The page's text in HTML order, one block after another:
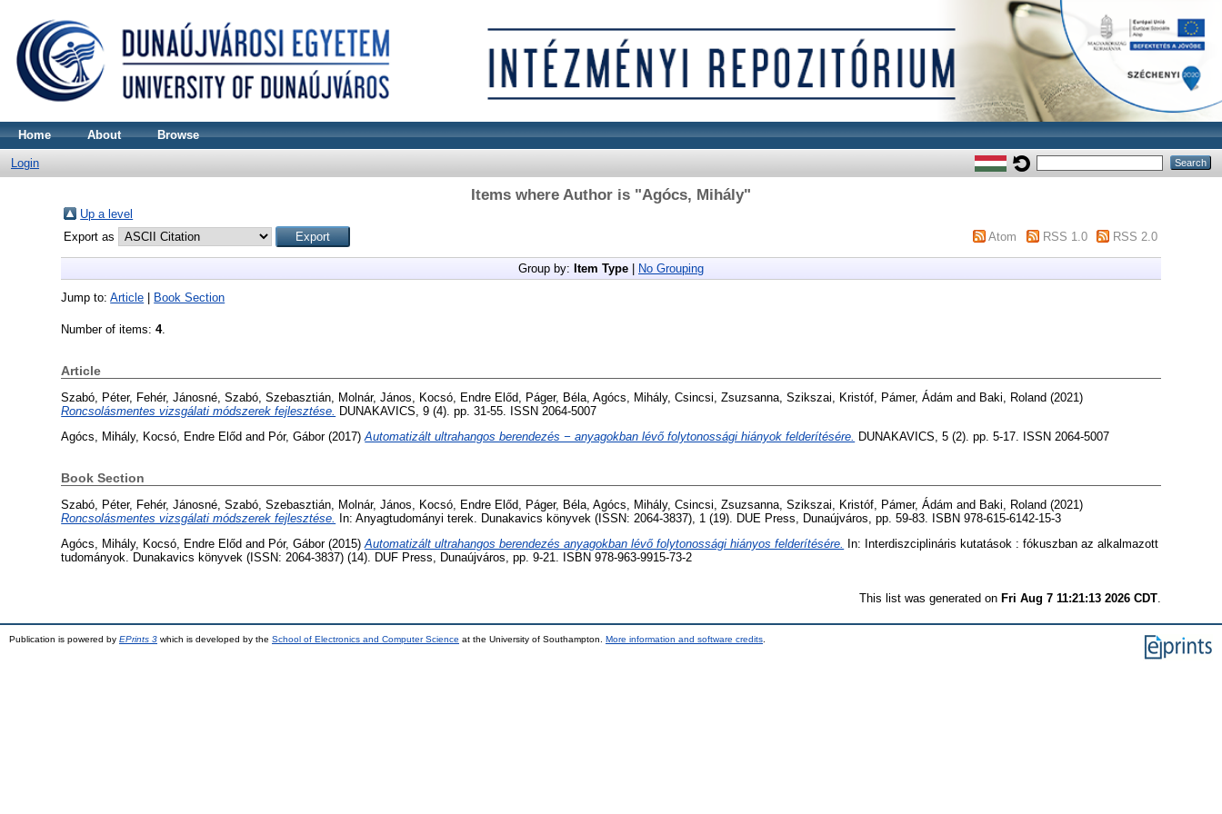
Home About Browse
Login
Items where Author is "Agócs, Mihály"
Up a level
Export as
Atom RSS 1.0 RSS 2.0
Group by: Item Type No Grouping
Jump to:Article Book Section
Number of items:4.
Article
Szabó, Péter, Fehér, Jánosné,Szabó, Szebasztián, Molnár, János, Kocsó, Endre Előd, Páger, Béla,Agócs, Mihály,Csincsi, Zsuzsanna,Szikszai, Kristóf, Pámer, Ádám and Baki, Roland (2021)
Roncsolásmentes vizsgálati módszerek fejlesztése. DUNAKAVICS, 9 (4). pp. 31-55. ISSN 2064-5007
Agócs, Mihály, Kocsó, Endre Előd and Pór, Gábor(2017)Automatizált ultrahangos berendezés − anyagokban lévő folytonossági hiányok felderítésére. DUNAKAVICS, 5 (2). pp. 5-17. ISSN 2064-5007
Book Section
Szabó, Péter, Fehér, Jánosné ,Szabó, Szebasztián Molnár, János Kocsó, Endre Előd Páger, Béla ,Agócs, Mihály,Csincsi, Zsuzsanna ,Szikszai, Kristóf Pámer, Ádám and Baki, Roland (2021)
Roncsolásmentes vizsgálati módszerek fejlesztése.
In: Anyagtudományi terek. Dunakavics könyvek (ISSN: 2064-3837), 1 (19). DUE Press, Dunaújváros, pp. 59-83. ISBN 978-615-6142-15-3
Agócs, Mihály, Kocsó, Endre Előd and Pór, Gábor(2015)Automatizált ultrahangos berendezés anyagokban lévő folytonossági hiányos felderítésére. In: Interdiszciplináris kutatások : fókuszban az alkalmazott
tudományok. Dunakavics könyvek (ISSN: 2064-3837) (14). DUF Press, Dunaújváros, pp. 9-21. ISBN 978-963-9915-73-2
This list was generated on Fri Aug 7 11:21:13 2026 CDT.
Publication is powered by EPrints 3 which is developed by the School of Electronics and Computer Science at the University of Southampton. More information and software credits